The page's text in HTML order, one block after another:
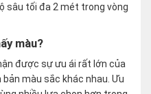
sâu tối đa 2 mét trong vòng
màu?
được sự ưu ái rất lớn của
màu sắc khác nhau. Ưu